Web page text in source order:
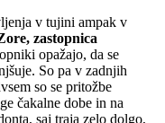
v tujini ampak v
zastopnica
opažajo, da se
So pa v zadnjih
so se pritožbe
čakalne dobe in na
saj traja zelo dolgo,